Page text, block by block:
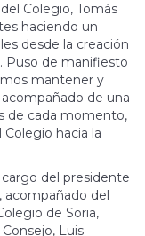
Colegio, Tomás
haciendo un
desde la creación
Puso de manifiesto
mantener y
de una
de cada momento,
hacia la
del presidente
acompañado del
de Soria,
Luis